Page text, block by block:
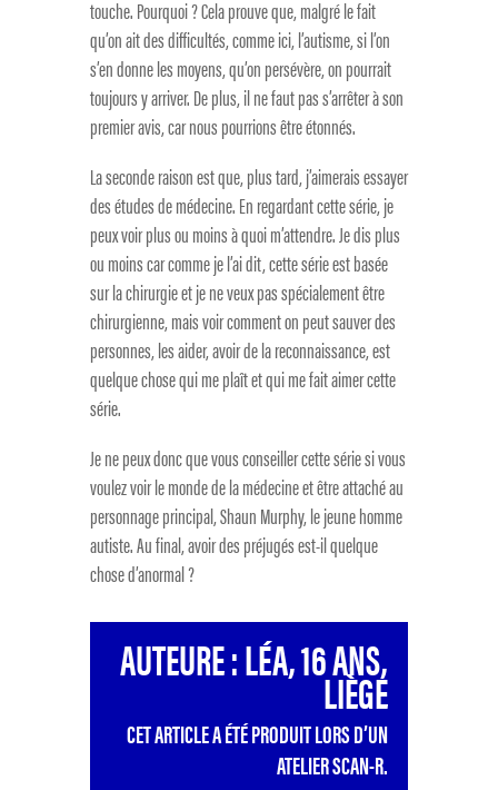
touche. Pourquoi ? Cela prouve que, malgré le fait
qu’on ait des difficultés, comme ici, l’autisme, si l’on
s’en donne les moyens, qu’on persévère, on pourrait
toujours y arriver. De plus, il ne faut pas s’arrêter à son
premier avis, car nous pourrions être étonnés.
La seconde raison est que, plus tard, j’aimerais essayer
des études de médecine. En regardant cette série, je
peux voir plus ou moins à quoi m’attendre. Je dis plus
ou moins car comme je l’ai dit, cette série est basée
sur la chirurgie et je ne veux pas spécialement être
chirurgienne, mais voir comment on peut sauver des
personnes, les aider, avoir de la reconnaissance, est
quelque chose qui me plaît et qui me fait aimer cette
série.
Je ne peux donc que vous conseiller cette série si vous
voulez voir le monde de la médecine et être attaché au
personnage principal, Shaun Murphy, le jeune homme
autiste. Au final, avoir des préjugés est-il quelque
chose d’anormal ?
AUTEURE : LÉA, 16 ANS,
LIÈGE
CET ARTICLE A ÉTÉ PRODUIT LORS D’UN
ATELIER SCAN-R.